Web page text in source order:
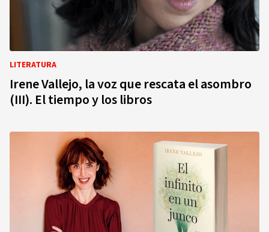
LITERATURA
Irene Vallejo, la voz que rescata el asombro
(III). El tiempo y los libros